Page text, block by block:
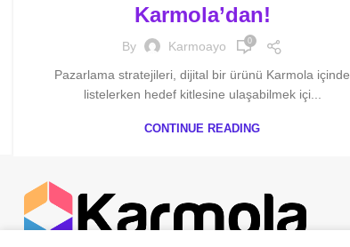
Karmola’dan!
By Karmoayo 0
Pazarlama stratejileri, dijital bir ürünü Karmola içinde
listelerken hedef kitlesine ulaşabilmek içi...
CONTINUE READING